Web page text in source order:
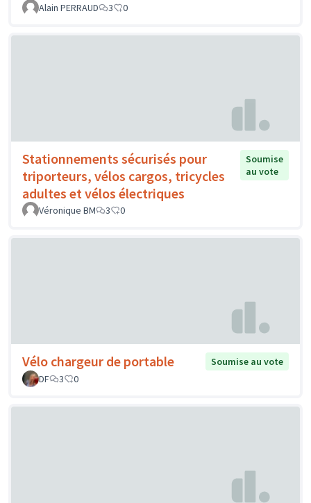
Alain PERRAUD 3 0
Stationnements sécurisés pour
triporteurs, vélos cargos, tricycles
adultes et vélos électriques
Soumise
au vote
Véronique BM 3 0
Vélo chargeur de portable
Soumise au vote
DF
3 0